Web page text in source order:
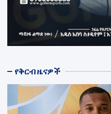
የቅርብ ዜናዎች